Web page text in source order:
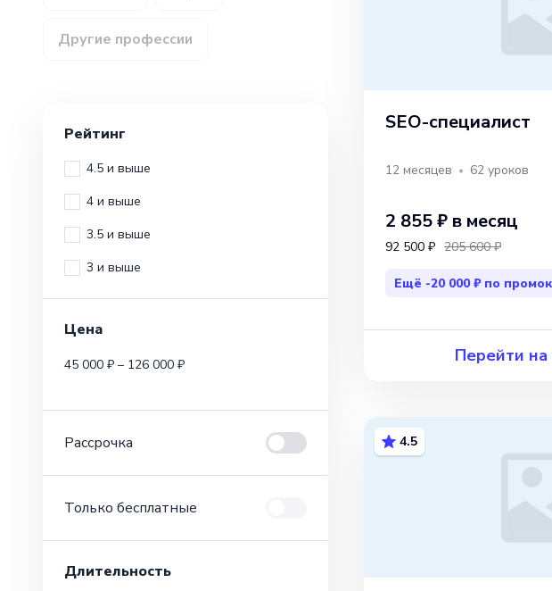
SEO-специалист
12 месяцев 62 уроков
2 855 ₽ в месяц
92 500 ₽ 205 600 ₽
Ещё -20 000 ₽ по
Перейти на
4.5
Другие профессии
Рейтинг
4.5 и выше
4 и выше
3.5 и выше
3 и выше
Цена
45 000 ₽ – 126 000 ₽
Рассрочка
Только бесплатные
Длительность